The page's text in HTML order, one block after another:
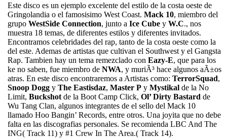
Este disco es un ejemplo excelente del estilo de la costa oeste de
Gringolandia o el famosisimo West Coast. Mack 10, miembro del
grupo WestSide Connection, junto a Ice Cube y W.C., nos
muestra 18 temas, de diferentes estilos y diferentes invitados.
Encontramos celebridades del rap, tanto de la costa oeste como la
del este. Ademas de artistas que cultivan el Southwest y el Gangsta
Rap. Tambien hay un tema remezclado con Eazy-E, que para los
ke no saben, fue miembro de NWA, y muriÃ³ hace algunos aÃ±os
atras. En este disco encontraremos a Artistas como: TerrorSquad,
Snoop Dogg y The Eastisdaz, Master P y Mystikal de la No
Limit, Buckshot de la Boot Camp Click, Ol’ Dirty Bastard de
Wu Tang Clan, algunos integrantes de el sello del Mack 10
llamado Hoo Bangin’ Records, entre otros. Una joyita que no debe
falta en las discografias personales. Se recomienda LBC And The
ING( Track 11) y #1 Crew In The Area.( Track 14).